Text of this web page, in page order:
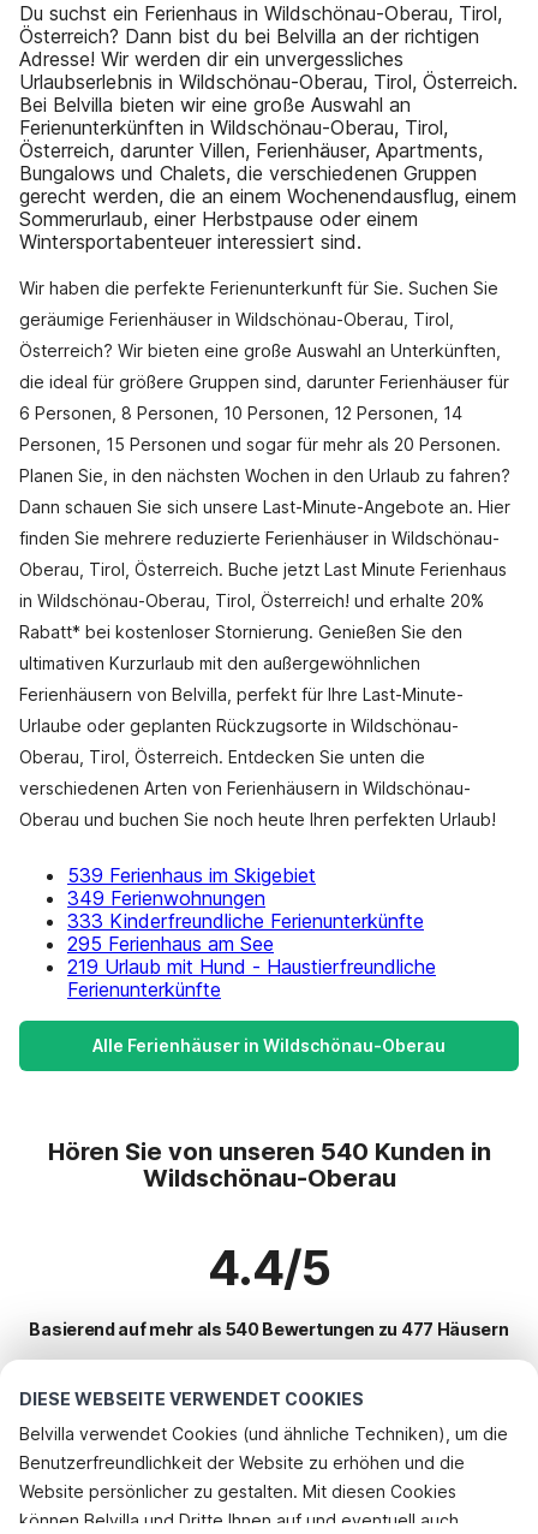
DIESE WEBSEITE VERWENDET COOKIES
Belvilla verwendet Cookies (und ähnliche Techniken), um die
Benutzerfreundlichkeit der Website zu erhöhen und die
Website persönlicher zu gestalten. Mit diesen Cookies
können Belvilla und Dritte Ihnen auf und eventuell auch
Du suchst ein Ferienhaus in Wildschönau-Oberau, Tirol,
Österreich? Dann bist du bei Belvilla an der richtigen
Adresse! Wir werden dir ein unvergessliches
Urlaubserlebnis in Wildschönau-Oberau, Tirol, Österreich.
Bei Belvilla bieten wir eine große Auswahl an
Ferienunterkünften in Wildschönau-Oberau, Tirol,
Österreich, darunter Villen, Ferienhäuser, Apartments,
Bungalows und Chalets, die verschiedenen Gruppen
gerecht werden, die an einem Wochenendausflug, einem
Sommerurlaub, einer Herbstpause oder einem
Wintersportabenteuer interessiert sind.
Wir haben die perfekte Ferienunterkunft für Sie. Suchen Sie
geräumige Ferienhäuser in Wildschönau-Oberau, Tirol,
Österreich? Wir bieten eine große Auswahl an Unterkünften,
die ideal für größere Gruppen sind, darunter Ferienhäuser für
6 Personen, 8 Personen, 10 Personen, 12 Personen, 14
Personen, 15 Personen und sogar für mehr als 20 Personen.
Planen Sie, in den nächsten Wochen in den Urlaub zu fahren?
Dann schauen Sie sich unsere Last-Minute-Angebote an. Hier
finden Sie mehrere reduzierte Ferienhäuser in Wildschönau-
Oberau, Tirol, Österreich. Buche jetzt Last Minute Ferienhaus
in Wildschönau-Oberau, Tirol, Österreich! und erhalte 20%
Rabatt* bei kostenloser Stornierung. Genießen Sie den
ultimativen Kurzurlaub mit den außergewöhnlichen
Ferienhäusern von Belvilla, perfekt für Ihre Last-Minute-
Urlaube oder geplanten Rückzugsorte in Wildschönau-
Oberau, Tirol, Österreich. Entdecken Sie unten die
verschiedenen Arten von Ferienhäusern in Wildschönau-
Oberau und buchen Sie noch heute Ihren perfekten Urlaub!
539 Ferienhaus im Skigebiet
349 Ferienwohnungen
333 Kinderfreundliche Ferienunterkünfte
295 Ferienhaus am See
219 Urlaub mit Hund - Haustierfreundliche
Ferienunterkünfte
Alle Ferienhäuser in Wildschönau-Oberau
Hören Sie von unseren 540 Kunden in
Wildschönau-Oberau
4.4/5
Basierend auf mehr als 540 Bewertungen zu 477 Häusern
Beliebteste Reiseziele für Urlaub
Top-Städte mit Top-Annehmlichkeiten für den Urlaub
Kinderfreundliche Ferienunterkünfte schwendau
Beliebte Ausstattungen für Urlaub in Wildschonau-oberau